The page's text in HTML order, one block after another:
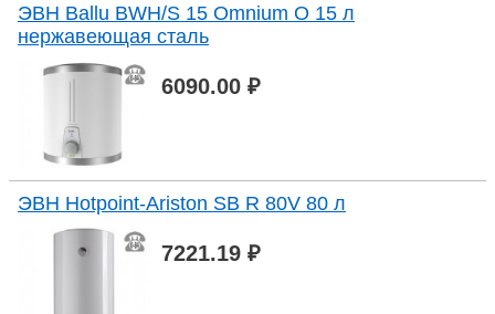
ЭВН Ballu BWH/S 15 Omnium O 15 л
нержавеющая сталь
6090.00 ₽
ЭВН Hotpoint-Ariston SB R 80V 80 л
7221.19 ₽